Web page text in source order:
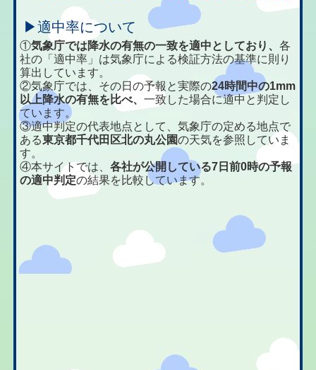
▶適中率について
①気象庁では降水の有無の一致を適中としており、各
社の「適中率」は気象庁による検証方法の基準に則り
算出しています。
②気象庁では、その日の予報と実際の24時間中の1mm
以上降水の有無を比べ、一致した場合に適中と判定し
ています。
③適中判定の代表地点として、気象庁の定める地点で
ある東京都千代田区北の丸公園の天気を参照していま
す。
④本サイトでは、各社が公開している7日前0時の予報
の適中判定の結果を比較しています。